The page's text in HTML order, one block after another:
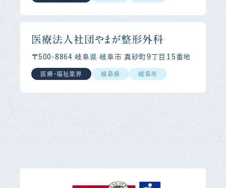
医療法人社団やまが整形外科
〒500-8864 岐阜県 岐阜市 真砂町９丁目１５番地
医療・福祉業界 岐阜県 岐阜市